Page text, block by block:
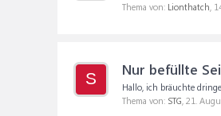
Thema von: Lionthatch,
S Nur befüllte
Hallo, ich bräuchte
Thema von: STG, 21.